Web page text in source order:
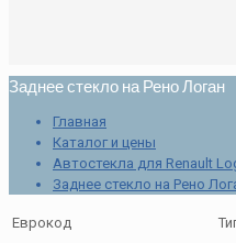
Заднее стекло на Рено Логан
Главная
Каталог и цены
Автостекла для Renault
Заднее стекло на Рено
Еврокод